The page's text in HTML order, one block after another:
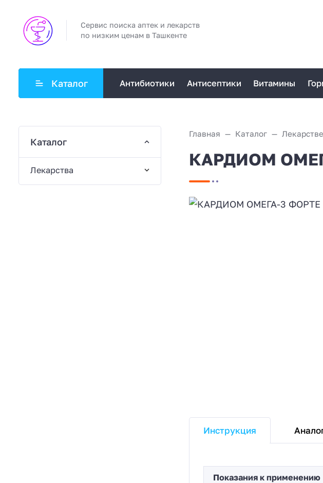
Сервис поиска аптек и лекарств
по низким ценам в Ташкенте
Каталог Антибиотики Антисептики Витамины
Главная Каталог
КАРДИОМ
Инструкция
Показания к применению
Каталог
Лекарства